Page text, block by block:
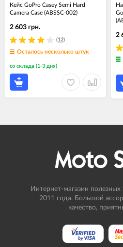
Кейс GoPro Casey Semi Hard
Camera Case (ABSSC-002)
(12)
2 603 грн.
Осталось несколько штук
со склада (1-3 дня)
2
Интернет-магазин полезных
2011 года. Большой
качество,